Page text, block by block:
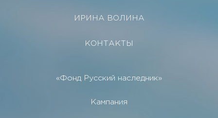
ИРИНА ВОЛИНА
КОНТАКТЫ
«Фонд Русский наследник»
Кампания